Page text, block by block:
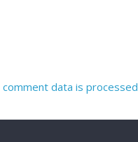
data is processed